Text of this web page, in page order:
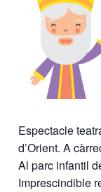
Espectacle
d’Orient. A
Al parc infantil
Imprescindible